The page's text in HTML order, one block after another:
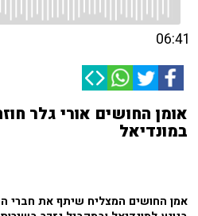
06:41
אומן החושים אורי גלר
במונדיאל
אמן החושים המצליח שיתף את חברי